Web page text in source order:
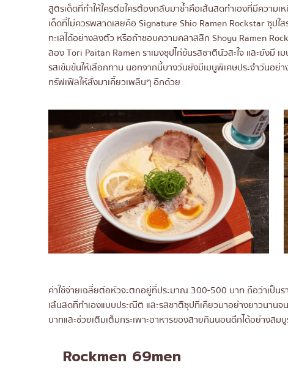
สูตรเด็ดที่ทำให้ใครต่อใครต้องกลับมาซ้ำคือเส้นสดทำเองที่มีความ
เด็ดที่ไม่ควรพลาดเลยคือ Signature Shio Ramen Rockstar ซุ
ทะเลได้อย่างลงตัว หรือถ้าชอบความคลาสสิก Shoyu Ramen
ลอง Tori Paitan Ramen ราเมงซุปไก่ข้นรสชาตินัวสะใจ และยังมี
รสเข้มข้นให้เลือกทาน นอกจากนี้บางวันยังมีเมนูพิเศษประจำวันอย่
ทรัฟเฟิลให้สั่งมาเคี้ยวเพลินๆ อีกด้วย
ค่าใช้จ่ายเฉลี่ยต่อหัวจะตกอยู่ที่ประมาณ 300-500 บาท ถือว่าเป็
เส้นสดที่ทำเองแบบประณีต และรสชาติซุปที่เคี่ยวมาอย่างยาวนาน
บาทและช่วยเติมเต็มกระเพาะอาหารของสายกินนอนดึกได้อย่างสม
Rockmen 69men